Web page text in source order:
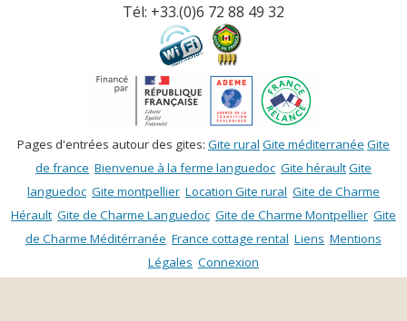
Tél: +33.(0)6 72 88 49 32
Pages d'entrées autour des gites: Gite rural Gite méditerranée Gite
de france Bienvenue à la ferme languedoc Gite héraultGite
languedoc Gite montpellier Location Gite rural Gite de Charme
Hérault Gite de Charme Languedoc Gite de Charme Montpellier Gite
de Charme Méditérranée France cottage rental Liens Mentions
Légales Connexion